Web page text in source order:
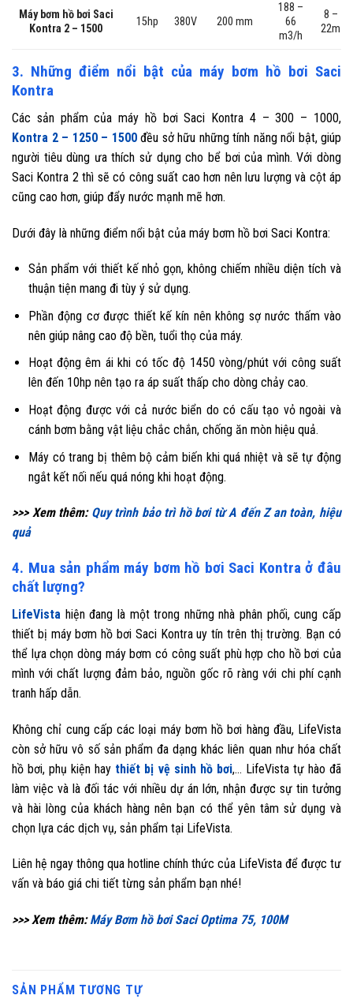
Máy bơm hồ bơi Saci
Kontra 2 – 1500
15hp 380V 200 mm
188 –
66
m3/h
8 –
22m
3. Những điểm nổi bật của máy bơm hồ bơi Saci
Kontra
Các sản phẩm của máy hồ bơi Saci Kontra 4 – 300 – 1000,
Kontra 2 – 1250 – 1500đều sở hữu những tính năng nổi bật, giúp
người tiêu dùng ưa thích sử dụng cho bể bơi của mình. Với dòng
Saci Kontra 2 thì sẽ có công suất cao hơn nên lưu lượng và cột áp
cũng cao hơn, giúp đẩy nước mạnh mẽ hơn.
Dưới đây là những điểm nổi bật của máy bơm hồ bơi Saci Kontra:
Sản phẩm với thiết kế nhỏ gọn, không chiếm nhiều diện tích và
thuận tiện mang đi tùy ý sử dụng.
Phần động cơ được thiết kế kín nên không sợ nước thấm vào
nên giúp nâng cao độ bền, tuổi thọ của máy.
Hoạt động êm ái khi có tốc độ 1450 vòng/phút với công suất
lên đến 10hp nên tạo ra áp suất thấp cho dòng chảy cao.
Hoạt động được với cả nước biển do có cấu tạo vỏ ngoài và
cánh bơm bằng vật liệu chắc chắn, chống ăn mòn hiệu quả.
Máy có trang bị thêm bộ cảm biến khi quá nhiệt và sẽ tự động
ngắt kết nối nếu quá nóng khi hoạt động.
>>> Xem thêm: Quy trình bảo trì hồ bơi từ A đến Z an toàn, hiệu
quả
4. Mua sản phẩm máy bơm hồ bơi Saci Kontra ở đâu
chất lượng?
LifeVista hiện đang là một trong những nhà phân phối, cung cấp
thiết bị máy bơm hồ bơi Saci Kontra uy tín trên thị trường. Bạn có
thể lựa chọn dòng máy bơm có công suất phù hợp cho hồ bơi của
mình với chất lượng đảm bảo, nguồn gốc rõ ràng với chi phí cạnh
tranh hấp dẫn.
Không chỉ cung cấp các loại máy bơm hồ bơi hàng đầu, LifeVista
còn sở hữu vô số sản phẩm đa dạng khác liên quan như hóa chất
hồ bơi, phụ kiện hay thiết bị vệ sinh hồ bơi,… LifeVista tự hào đã
làm việc và là đối tác với nhiều dự án lớn, nhận được sự tin tưởng
và hài lòng của khách hàng nên bạn có thể yên tâm sử dụng và
chọn lựa các dịch vụ, sản phẩm tại LifeVista.
Liên hệ ngay thông qua hotline chính thức của LifeVista để được tư
vấn và báo giá chi tiết từng sản phẩm bạn nhé!
>>> Xem thêm:Máy Bơm hồ bơi Saci Optima 75, 100M
SẢN PHẨM TƯƠNG TỰ